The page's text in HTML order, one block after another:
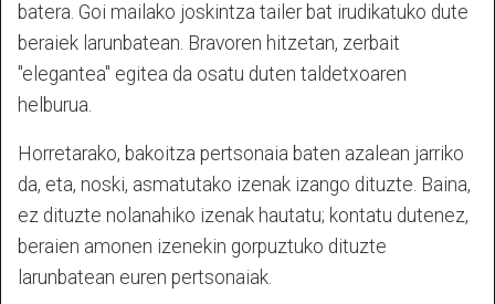
batera. Goi mailako joskintza tailer bat irudikatuko dute
beraiek larunbatean. Bravoren hitzetan, zerbait
"elegantea" egitea da osatu duten taldetxoaren
helburua.
Horretarako, bakoitza pertsonaia baten azalean jarriko
da, eta, noski, asmatutako izenak izango dituzte. Baina,
ez dituzte nolanahiko izenak hautatu; kontatu dutenez,
beraien amonen izenekin gorpuztuko dituzte
larunbatean euren pertsonaiak.